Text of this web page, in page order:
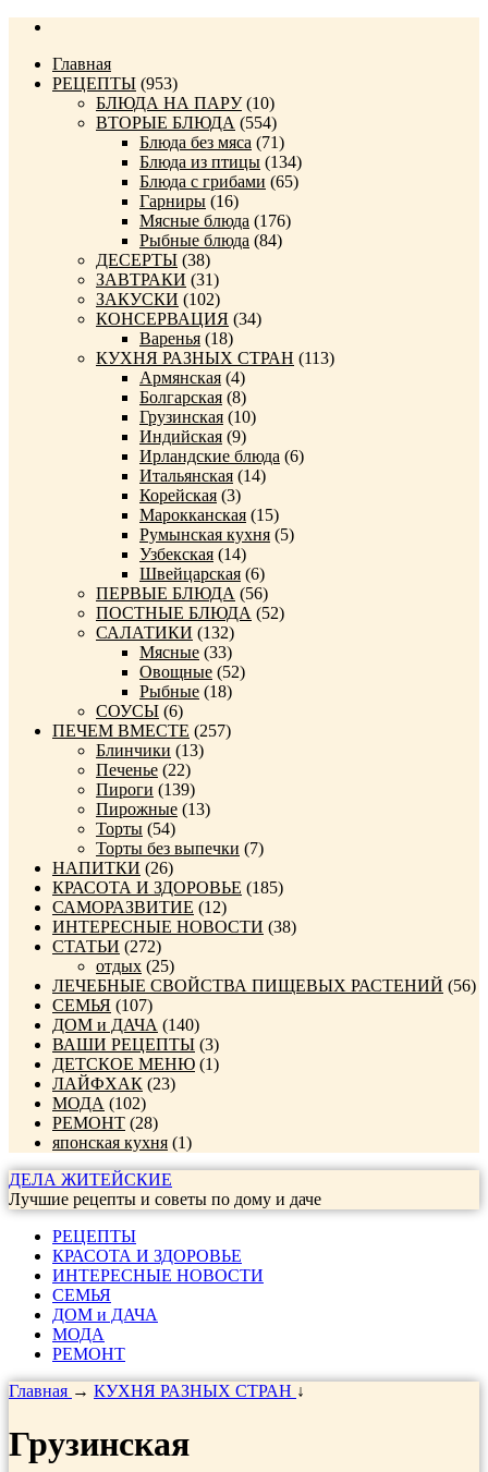
Главная
РЕЦЕПТЫ (953)
БЛЮДА НА ПАРУ(10)
ВТОРЫЕ БЛЮДА (554)
Блюда без мяса (71)
Блюда из птицы (134)
Блюда с грибами (65)
Гарниры (16)
Мясные блюда (176)
Рыбные блюда (84)
ДЕСЕРТЫ (38)
ЗАВТРАКИ (31)
ЗАКУСКИ (102)
КОНСЕРВАЦИЯ (34)
Варенья (18)
КУХНЯ РАЗНЫХ СТРАН (113)
Армянская (4)
Болгарская (8)
Грузинская (10)
Индийская (9)
Ирландские блюда (6)
Итальянская (14)
Корейская (3)
Марокканская (15)
Румынская кухня (5)
Узбекская (14)
Швейцарская (6)
ПЕРВЫЕ БЛЮДА (56)
ПОСТНЫЕ БЛЮДА (52)
САЛАТИКИ (132)
Мясные (33)
Овощные (52)
Рыбные (18)
СОУСЫ (6)
ПЕЧЕМ ВМЕСТЕ (257)
Блинчики (13)
Печенье (22)
Пироги (139)
Пирожные (13)
Торты (54)
Торты без выпечки (7)
НАПИТКИ (26)
КРАСОТА И ЗДОРОВЬЕ (185)
САМОРАЗВИТИЕ (12)
ИНТЕРЕСНЫЕ НОВОСТИ (38)
СТАТЬИ (272)
отдых (25)
ЛЕЧЕБНЫЕ СВОЙСТВА ПИЩЕВЫХ РАСТЕНИЙ (56)
СЕМЬЯ (107)
ДОМ и ДАЧА (140)
ВАШИ РЕЦЕПТЫ (3)
ДЕТСКОЕ МЕНЮ (1)
ЛАЙФХАК (23)
МОДА (102)
РЕМОНТ (28)
японская кухня (1)
ДЕЛА ЖИТЕЙСКИЕ
Лучшие рецепты и советы по дому и даче
РЕЦЕПТЫ
КРАСОТА И ЗДОРОВЬЕ
ИНТЕРЕСНЫЕ НОВОСТИ
СЕМЬЯ
ДОМ и ДАЧА
МОДА
РЕМОНТ
Главная → КУХНЯ РАЗНЫХ СТРАН ↓
Грузинская